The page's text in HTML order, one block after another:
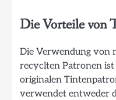
Die Vorteile von
Die Verwendung von
recyclten Patronen ist
originalen
verwendet entweder